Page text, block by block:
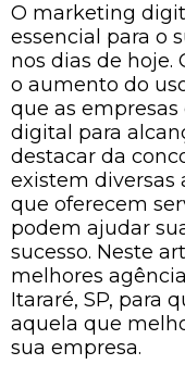
O marketing
essencial para o
nos dias de hoje.
o aumento do
que as
digital para
destacar da
existem diversas
que oferecem
podem ajudar
sucesso. Neste
melhores
Itararé, SP, para
aquela que
sua empresa.